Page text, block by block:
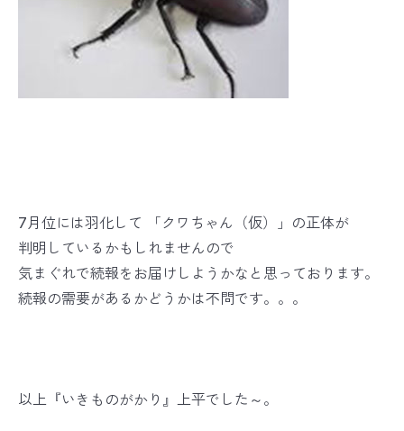
7月位には羽化して 「クワちゃん（仮）」の正体が
判明しているかもしれませんので
気まぐれで続報をお届けしようかなと思っております。
続報の需要があるかどうかは不問です。。。
以上『いきものがかり』上平でした～。